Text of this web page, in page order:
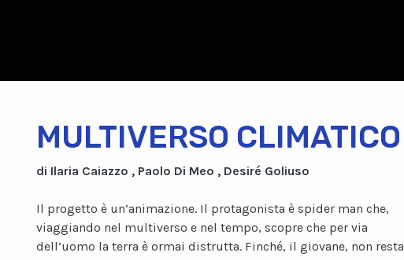
MULTIVERSO CLIMATICO
di Ilaria Caiazzo , Paolo Di Meo , Desiré Goliuso
Il progetto è un’animazione. Il protagonista è spider man che,
viaggiando nel multiverso e nel tempo, scopre che per via
dell’uomo la terra è ormai distrutta. Finché, il giovane, non resta